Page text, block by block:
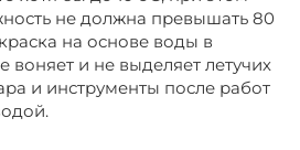
не должна превышать 80
на основе воды в
воняет и не выделяет летучих
и инструменты после работ